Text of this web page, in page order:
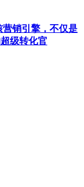
销引擎，不仅是
级转化官